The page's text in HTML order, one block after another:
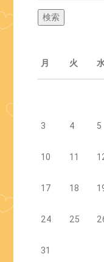
月
火
3 4 5
10 11
17 18
24 25
31